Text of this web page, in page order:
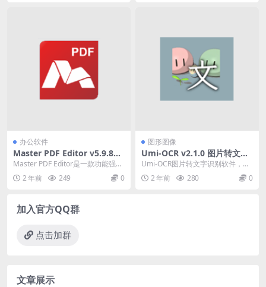
办公软件
Master PDF Editor v5.9.89
一款功能强大的PDF编辑器和
Master PDF Editor是一款功能强大
的PDF编辑器和阅读器。它提供了...
2 年前 249 0
图形图像
Umi-OCR v2.1.0 图片转文字
识别软件
Umi-OCR图片转文字识别软件，也
是完全离线的ORC软件。Umi-OCR
支持截...
2 年前 280 0
加入官方QQ群
点击加群
文章展示